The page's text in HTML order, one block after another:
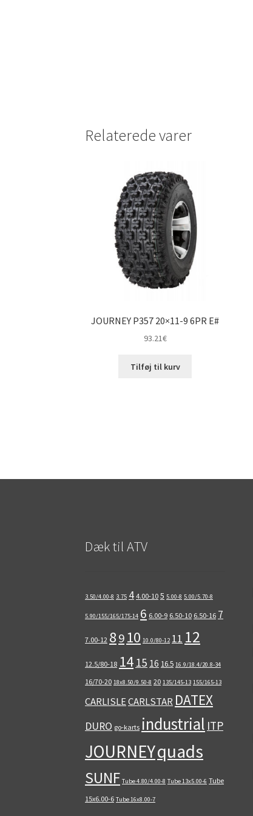
Relaterede varer
JOURNEY P357 20×11-9 6PR E#
93.21€
Tilføj til kurv
Dæk til ATV
3.50/4.00-8 3.75 4 4.00-10 5 5.00-8 5.00/5.70-8
5.90/155/165/175-14 6 6.00-9 6.50-10 6.50-16 7
7.00-12 8910 10.0/80-12 11 12
12.5/80-18 14 15 16 16.5 16.9/18.4/20.8-34
16/70-20 18x8.50/9.50-8 20 135/145-13 155/165-13
CARLISLECARLSTAR DATEX
DURO go-karts industrial ITP
JOURNEYquads
SUNF Tube 4.80/4.00-8 Tube 13x5.00-6 Tube
15x6.00-6 Tube 16x8.00-7